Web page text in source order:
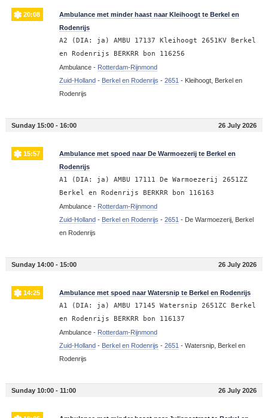
20:08
Ambulance met minder haast naar Kleihoogt te Berkel en
Rodenrijs
A2 (DIA: ja) AMBU 17137 Kleihoogt 2651KV Berkel
en Rodenrijs BERKRR bon 116256
Ambulance - Rotterdam-Rijnmond
Zuid-Holland- Berkel en Rodenrijs - 2651 - Kleihoogt, Berkel en
Rodenrijs
Sunday 15:00 - 16:00 26 July 2026
15:57
Ambulance met spoed naar De Warmoezerij te Berkel en
Rodenrijs
A1 (DIA: ja) AMBU 17111 De Warmoezerij 2651ZZ
Berkel en Rodenrijs BERKRR bon 116163
Ambulance - Rotterdam-Rijnmond
Zuid-Holland- Berkel en Rodenrijs - 2651 - De Warmoezerij, Berkel
en Rodenrijs
Sunday 14:00 - 15:00 26 July 2026
14:25 Ambulance met spoed naar Watersnip te Berkel en Rodenrijs
A1 (DIA: ja) AMBU 17145 Watersnip 2651ZC Berkel
en Rodenrijs BERKRR bon 116137
Ambulance - Rotterdam-Rijnmond
Zuid-Holland- Berkel en Rodenrijs - 2651 - Watersnip, Berkel en
Rodenrijs
Sunday 10:00 - 11:00 26 July 2026